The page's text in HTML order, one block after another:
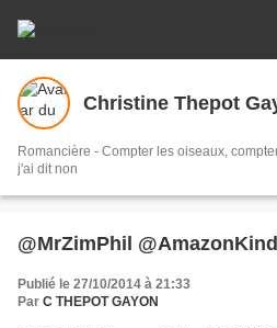
Christine Thepot
Romancière - Compter les oiseaux, compter les chapeaux - Et puis un jour,
j'ai dit non
@MrZimPhil
Publié le 27/10/2014 à 21:33
Par C THEPOT GAYON